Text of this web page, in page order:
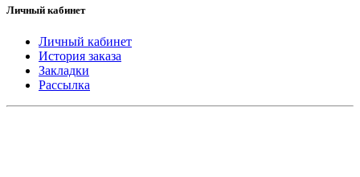
Личный кабинет
Личный кабинет
История заказа
Закладки
Рассылка